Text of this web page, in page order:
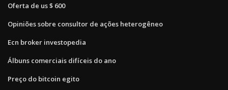
Oferta de us $ 600
Opiniões sobre consultor de ações heterogêneo
Ecn broker investopedia
Álbuns comerciais difíceis do ano
Preço do bitcoin egito